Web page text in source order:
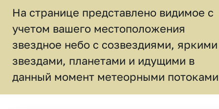
На странице представлено видимое c
учетом вашего местоположения
звездное небо c созвездиями, яркими
звездами, планетами и идущими в
данный момент метеорными